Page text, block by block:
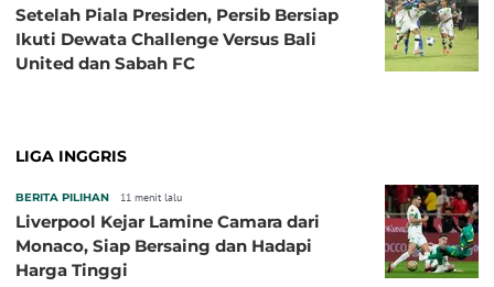
Setelah Piala Presiden, Persib Bersiap
Ikuti Dewata Challenge Versus Bali
United dan Sabah FC
LIGA INGGRIS
BERITA PILIHAN 11 menit lalu
Liverpool Kejar Lamine Camara dari
Monaco, Siap Bersaing dan Hadapi
Harga Tinggi